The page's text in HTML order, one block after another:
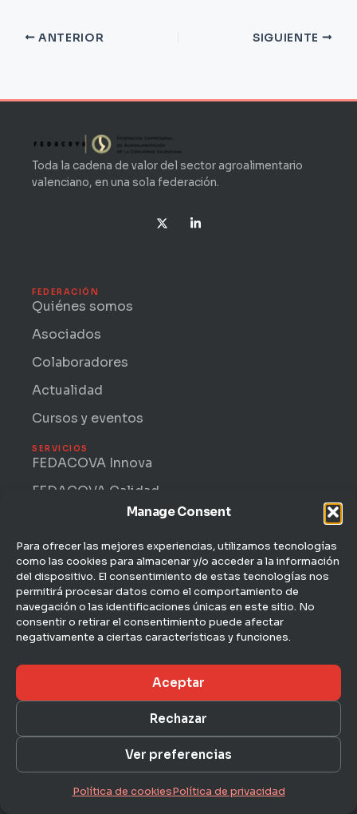
Manage Consent
Para ofrecer las mejores experiencias, utilizamos tecnologías
como las cookies para almacenar y/o acceder a la información
del dispositivo. El consentimiento de estas tecnologías nos
permitirá procesar datos como el comportamiento de
navegación o las identificaciones únicas en este sitio. No
consentir o retirar el consentimiento puede afectar
negativamente a ciertas características y funciones.
Aceptar
Rechazar
Ver preferencias
Política de cookiesPolítica de privacidad
ANTERIOR SIGUIENTE
Toda la cadena de valor del sector agroalimentario
valenciano, en una sola federación.
X
- i
FEDERACIÓN
Quiénes somos
Asociados
Colaboradores
Actualidad
Cursos y eventos
SERVICIOS
FEDACOVA Innova
FEDACOVA Calidad
Internacional · ENTRII
FEDACOVA Informa
Jurídico Laboral
CONTACTO
C/ Hernán Cortés, 4 — 1ª
46004 Valencia
fedacova@fedacova.org
© 2026 FEDACOVA · Federación Empresarial de
Agroalimentación de la Comunidad Valenciana
Privacidad
Cookies